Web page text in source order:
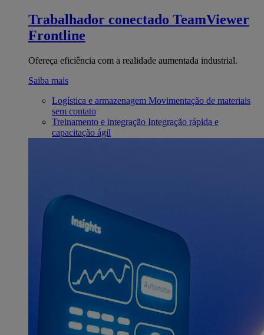
Trabalhador conectado TeamViewer
Frontline
Ofereça eficiência com a realidade aumentada industrial.
Saiba mais
Logística e armazenagem Movimentação de materiais
sem contato
Treinamento e integração Integração rápida e
capacitação ágil